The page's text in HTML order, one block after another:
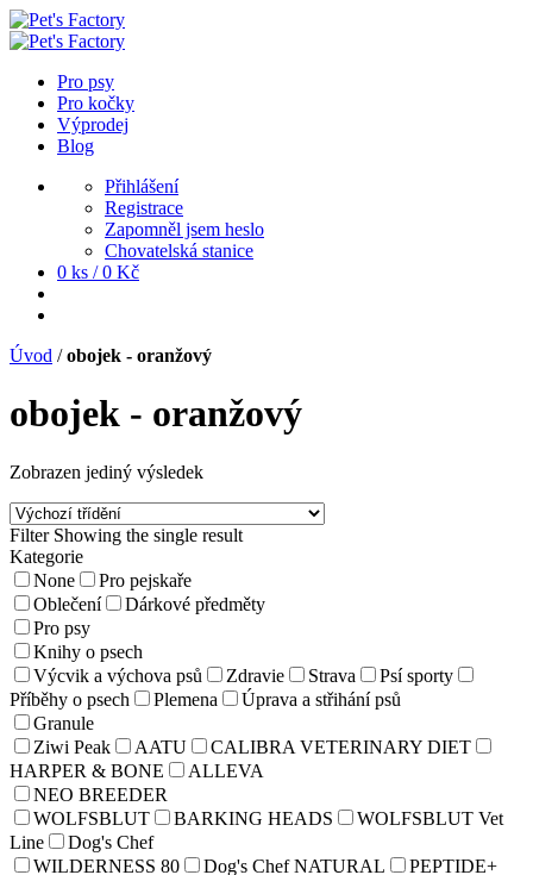
Pro psy
Pro kočky
Výprodej
Blog
Přihlášení
Registrace
Zapomněl jsem heslo
Chovatelská stanice
0 ks / 0 Kč
Úvod /obojek - oranžový
obojek - oranžový
Zobrazen jediný výsledek
Filter Showing the single result
Kategorie
None
Pro pejskaře
Oblečení
Dárkové předměty
Pro psy
Knihy o psech
Výcvik a výchova psů
Zdravie Strava
Psí sporty
Příběhy o psech
Plemena
Úprava a střihání psů
Granule
Ziwi Peak
AATU
CALIBRA VETERINARY DIET
HARPER & BONE
ALLEVA
NEO BREEDER
WOLFSBLUT
BARKING HEADS
WOLFSBLUT Vet
Line
Dog's Chef
WILDERNESS 80
Dog's Chef NATURAL
PEPTIDE+